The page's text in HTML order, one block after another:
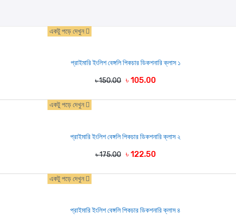
একটু পড়ে দেখুন
প্রাইমারি ইংলিশ বেঙ্গলি পিকচার ডিকশনারি ক্লাস ১
৳ 150.00 ৳ 105.00
একটু পড়ে দেখুন
প্রাইমারি ইংলিশ বেঙ্গলি পিকচার ডিকশনারি ক্লাস ২
৳ 175.00 ৳ 122.50
একটু পড়ে দেখুন
প্রাইমারি ইংলিশ বেঙ্গলি পিকচার ডিকশনারি ক্লাস ৪